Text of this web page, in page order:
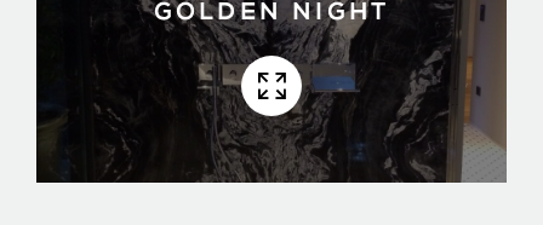
GOLDEN NIGHT